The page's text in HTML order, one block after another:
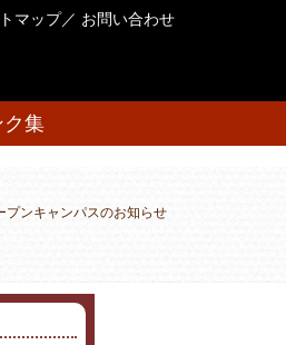
マップ／ お問い合わせ
ク集
プンキャンパスのお知らせ